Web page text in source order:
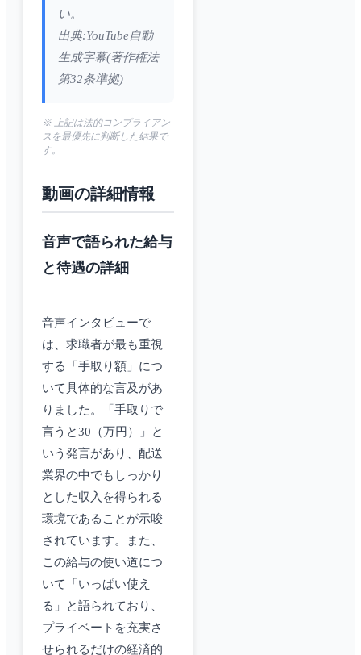
い。
出典:YouTube自動
生成字幕(著作権法
第32条準拠)
※ 上記は法的コンプライアン
スを最優先に判断した結果で
す。
動画の詳細情報
音声で語られた給与
と待遇の詳細
音声インタビューで
は、求職者が最も重視
する「手取り額」につ
いて具体的な言及があ
りました。「手取りで
言うと30（万円）」と
いう発言があり、配送
業界の中でもしっかり
とした収入を得られる
環境であることが示唆
されています。また、
この給与の使い道につ
いて「いっぱい使え
る」と語られており、
プライベートを充実さ
せられるだけの経済的